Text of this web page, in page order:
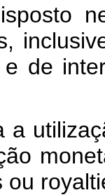
neste
de
ou